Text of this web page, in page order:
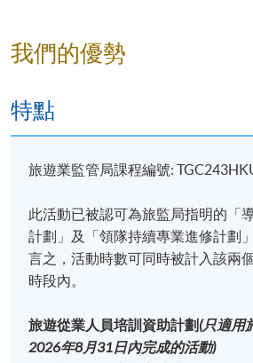
我們的優勢
特點
旅遊業監管局課程編號:
此活動已被認可為旅監局指明的「
計劃」及「領隊持續專業進修計劃
言之，活動時數可同時被計入該兩
時段內。
旅遊從業人員培訓資助計劃 (只適用
2026年8月31日內完成的活動)